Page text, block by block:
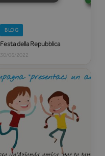
BLOG
Festa della Repubblica
30/06/2022